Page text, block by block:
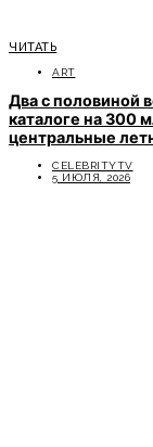
ЧИТАТЬ
ART
Два с половиной
каталоге на 300
центральные
CELEBRITYTV
5 ИЮЛЯ, 2026